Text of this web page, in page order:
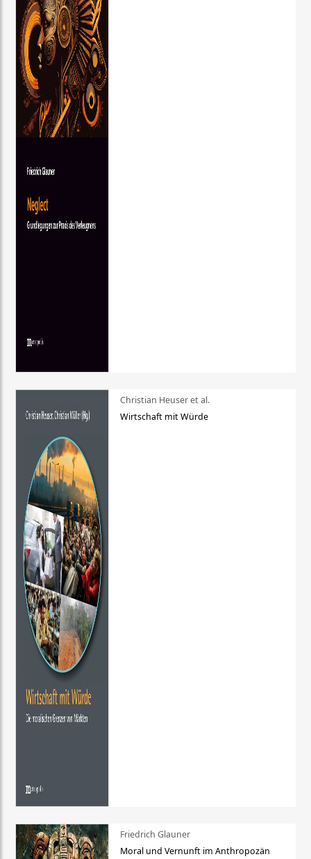
Christian Heuser et al.
Wirtschaft mit Würde
Friedrich Glauner
Moral und Vernunft im Anthropozän